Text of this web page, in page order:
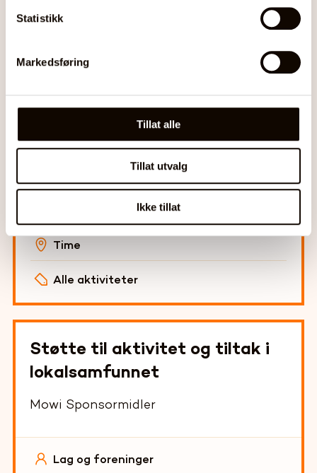
Statistikk
Markedsføring
Tillat alle
Tillat utvalg
Ikke tillat
Støtte til å bli med på en
fritidsaktivitet
Time
Alle aktiviteter
Støtte til aktivitet og tiltak i
lokalsamfunnet
Mowi Sponsormidler
Lag og foreninger